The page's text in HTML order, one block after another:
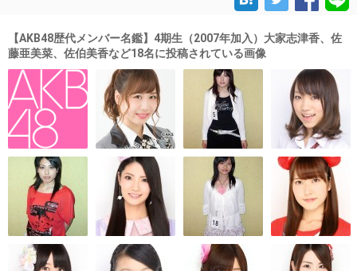
【AKB48歴代メンバー名鑑】4期生（2007年加入）大家志津香、佐
藤亜美菜、佐伯美香など18名に投稿されている画像